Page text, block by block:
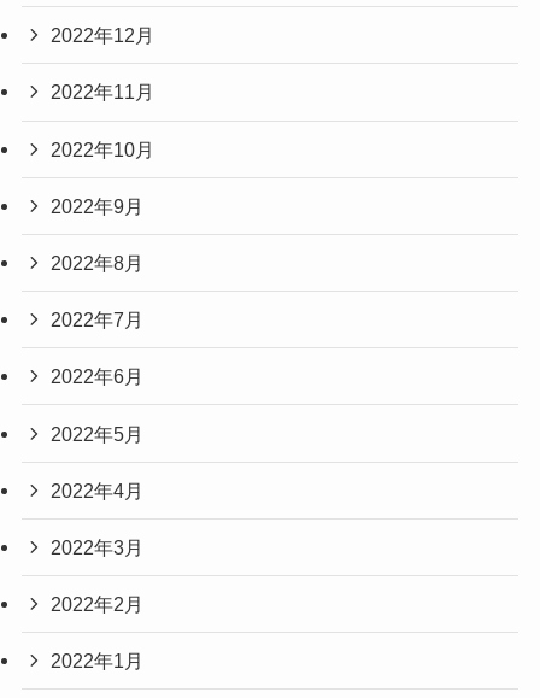
2022年12月
2022年11月
2022年10月
2022年9月
2022年8月
2022年7月
2022年6月
2022年5月
2022年4月
2022年3月
2022年2月
2022年1月